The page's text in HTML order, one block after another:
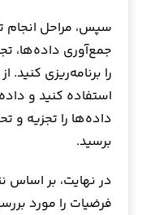
سپس، مراحل انجام
جمع‌آوری داده‌ها،
را برنامه‌ریزی کنید.
استفاده کنید و
داده‌ها را تجزیه و
برسید.
در نهایت، بر اساس
فرضیات را مورد